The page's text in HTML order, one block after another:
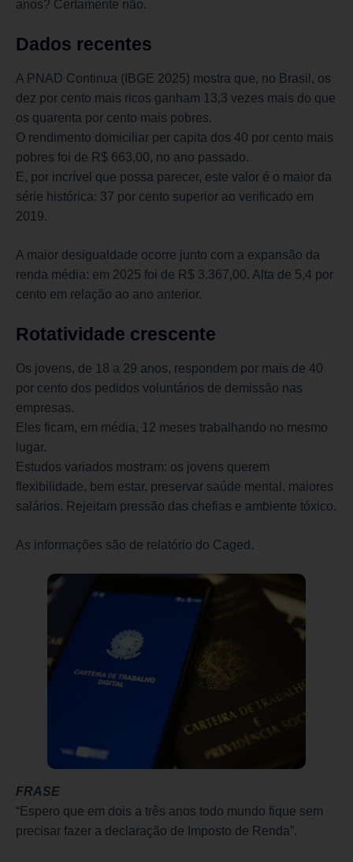
anos? Certamente não.
Dados recentes
A PNAD Continua (IBGE 2025) mostra que, no Brasil, os
dez por cento mais ricos ganham 13,3 vezes mais do que
os quarenta por cento mais pobres.
O rendimento domiciliar per capita dos 40 por cento mais
pobres foi de R$ 663,00, no ano passado.
E, por incrível que possa parecer, este valor é o maior da
série histórica: 37 por cento superior ao verificado em
2019.
A maior desigualdade ocorre junto com a expansão da
renda média: em 2025 foi de R$ 3.367,00. Alta de 5,4 por
cento em relação ao ano anterior.
Rotatividade crescente
Os jovens, de 18 a 29 anos, respondem por mais de 40
por cento dos pedidos voluntários de demissão nas
empresas.
Eles ficam, em média, 12 meses trabalhando no mesmo
lugar.
Estudos variados mostram: os jovens querem
flexibilidade, bem estar, preservar saúde mental, maiores
salários. Rejeitam pressão das chefias e ambiente tóxico.
As informações são de relatório do Caged.
FRASE
“Espero que em dois a três anos todo mundo fique sem
precisar fazer a declaração de Imposto de Renda”.